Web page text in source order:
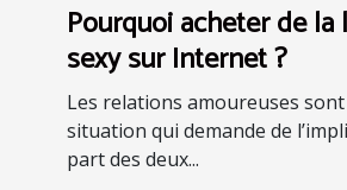
Pourquoi acheter de la
sexy sur Internet ?
Les relations amoureuses
situation qui demande de
part des deux...